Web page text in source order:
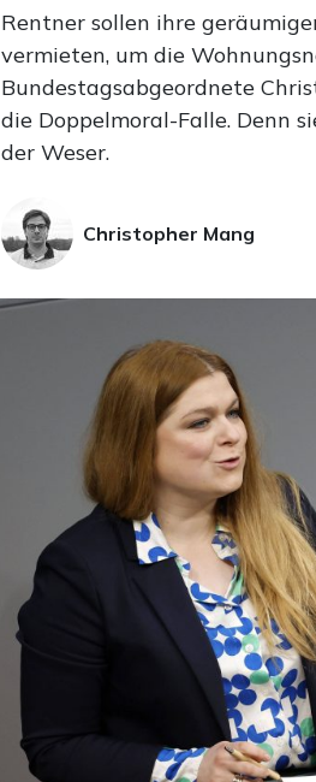
Rentner sollen ihre
vermieten, um die
Bundestagsabgeordnete
die Doppelmoral-Falle. Denn
der Weser.
Christopher Mang